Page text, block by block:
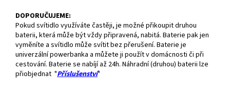
DOPORUČUJEME:
Pokud svítidlo využíváte častěji, je možné přikoupit druhou
baterii, která může být vždy připravená, nabitá. Baterie pak jen
vyměníte a svítidlo může svítit bez přerušení. Baterie je
univerzální powerbanka a můžete ji použít v domácnosti či při
cestování. Baterie se nabíjí až 24h. Náhradní (druhou) baterii lze
přiobjednat "Příslušenství"